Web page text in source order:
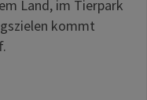
Land, im Tierpark
kommt